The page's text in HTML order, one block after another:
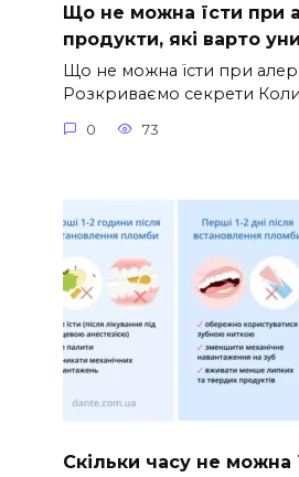
Що не можна їсти при
продукти, які варто
Що не можна їсти при
Розкриваємо секрети Коли
0 73
Скільки часу не можна